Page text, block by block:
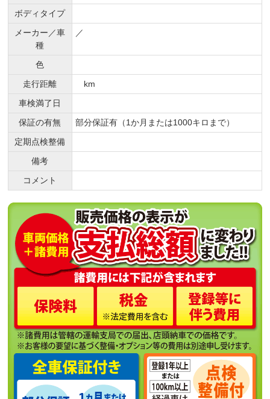
ボディタイプ
メーカー／車
種
／
色
走行距離
km
車検満了日
保証の有無
部分保証有（1か月または1000キロまで）
定期点検整備
備考
コメント